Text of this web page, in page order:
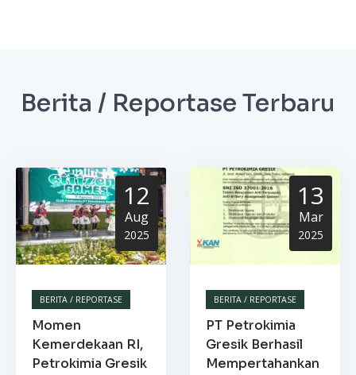
Berita / Reportase Terbaru
12
Aug
2025
BERITA / REPORTASE
Momen
Kemerdekaan RI,
Petrokimia Gresik
13
Mar
2025
BERITA / REPORTASE
PT Petrokimia
Gresik Berhasil
Mempertahankan